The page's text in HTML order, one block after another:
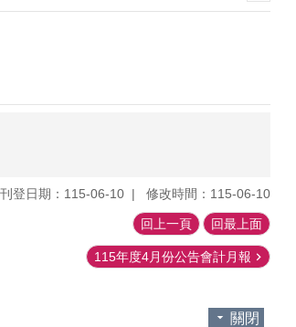
刊登日期：115-06-10 修改時間：115-06-10
回上一頁 回最上面
115年度4月份公告會計月報
關閉